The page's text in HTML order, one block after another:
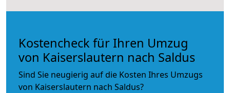
Kostencheck für Ihren Umzug
von Kaiserslautern nach Saldus
Sind Sie neugierig auf die Kosten Ihres Umzugs
von Kaiserslautern nach Saldus?